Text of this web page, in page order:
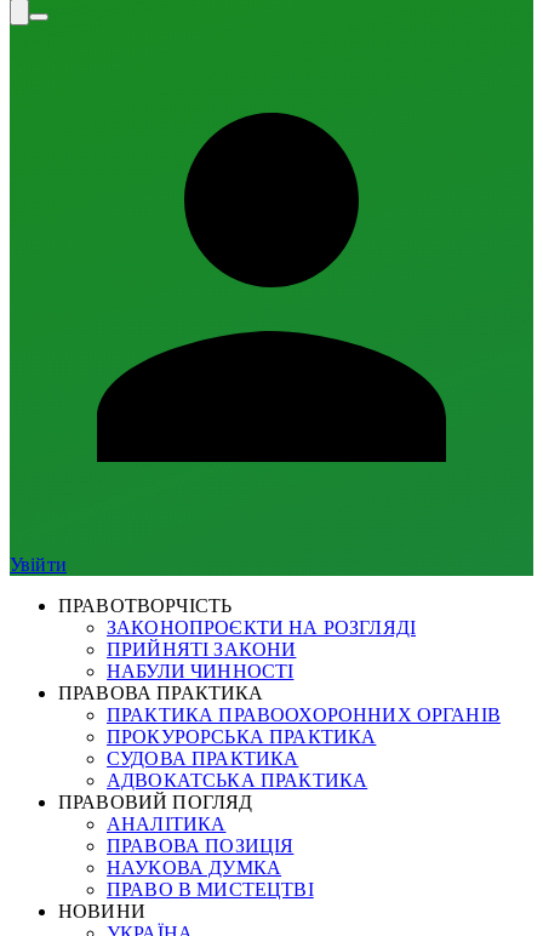
Увійти
ПРАВОТВОРЧІСТЬ
ЗАКОНОПРОЄКТИ НА РОЗГЛЯДІ
ПРИЙНЯТІ ЗАКОНИ
НАБУЛИ ЧИННОСТІ
ПРАВОВА ПРАКТИКА
ПРАКТИКА ПРАВООХОРОННИХ ОРГАНІВ
ПРОКУРОРСЬКА ПРАКТИКА
СУДОВА ПРАКТИКА
АДВОКАТСЬКА ПРАКТИКА
ПРАВОВИЙ ПОГЛЯД
АНАЛІТИКА
ПРАВОВА ПОЗИЦІЯ
НАУКОВА ДУМКА
ПРАВО В МИСТЕЦТВІ
НОВИНИ